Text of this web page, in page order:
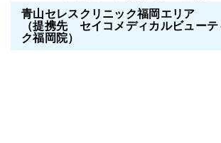
青山セレスクリニック福岡エリア
（提携先 セイコメディカルビューテ
ク福岡院）